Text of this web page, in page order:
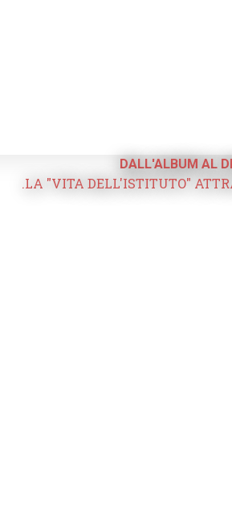
DALL'ALBUM AL
.LA "VITA DELL'ISTITUTO"